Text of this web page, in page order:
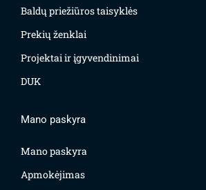
Baldų priežiūros taisyklės
Prekių ženklai
Projektai ir įgyvendinimai
DUK
Mano paskyra
Mano paskyra
Apmokėjimas